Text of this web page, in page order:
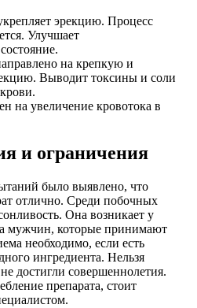
эрекцию. Процесс
Улучшает
на крепкую и
Выводит токсины и соли
на увеличение кровотока в
и ограничения
было выявлено, что
отлично. Среди побочных
Она возникает у
мужчин, которые принимают
необходимо, если есть
ингредиента. Нельзя
достигли совершеннолетия.
препарата, стоит